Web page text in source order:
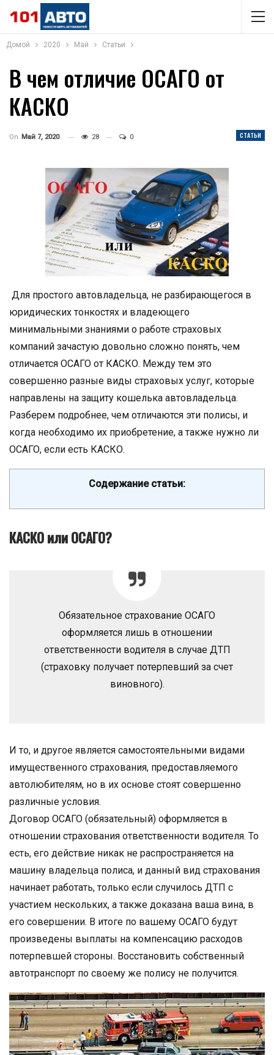
Домой 2020 Май Статьи
В чем отличие ОСАГО от
КАСКО
СТАТЬИ
On Май 7, 2020 28 0
Для простого автовладельца, не разбирающегося в
юридических тонкостях и владеющего
минимальными знаниями о работе страховых
компаний зачастую довольно сложно понять, чем
отличается ОСАГО от КАСКО. Между тем это
совершенно разные виды страховых услуг, которые
направлены на защиту кошелька автовладельца.
Разберем подробнее, чем отличаются эти полисы, и
когда необходимо их приобретение, а также нужно ли
ОСАГО, если есть КАСКО.
Содержание статьи:
КАСКО или ОСАГО?
Обязательное страхование ОСАГО
оформляется лишь в отношении
ответственности водителя в случае ДТП
(страховку получает потерпевший за счет
виновного).
И то, и другое является самостоятельными видами
имущественного страхования, предоставляемого
автолюбителям, но в их основе стоят совершенно
различные условия.
Договор ОСАГО (обязательный) оформляется в
отношении страхования ответственности водителя. То
есть, его действие никак не распространяется на
машину владельца полиса, и данный вид страхования
начинает работать, только если случилось ДТП с
участием нескольких, а также доказана ваша вина, в
его совершении. В итоге по вашему ОСАГО будут
произведены выплаты на компенсацию расходов
потерпевшей стороны. Восстановить собственный
автотранспорт по своему же полису не получится.